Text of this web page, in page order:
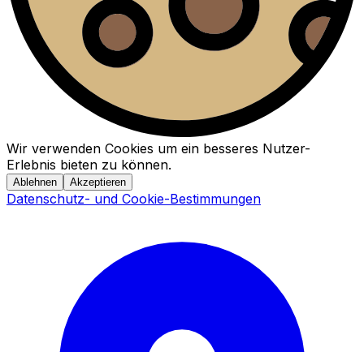
Wir verwenden Cookies um ein besseres Nutzer-
Erlebnis bieten zu können.
Ablehnen Akzeptieren
Datenschutz- und Cookie-Bestimmungen